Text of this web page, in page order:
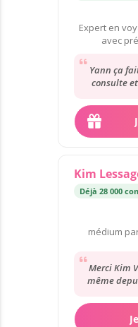
Expert en
avec
Yann ça
consulte
toujours
Kim
Déjà 28 000
médium
Merci Kim
même
pas